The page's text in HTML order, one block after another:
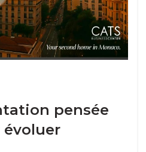
pensée
évoluer